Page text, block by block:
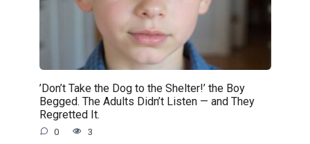
’Don’t Take the Dog to the Shelter!’ the Boy
Begged. The Adults Didn’t Listen — and They
Regretted It.
0 3